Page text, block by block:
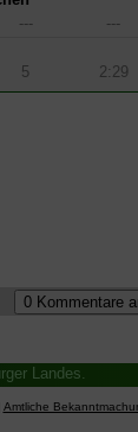
--- ---
5 2:29
Landes.
Amtliche